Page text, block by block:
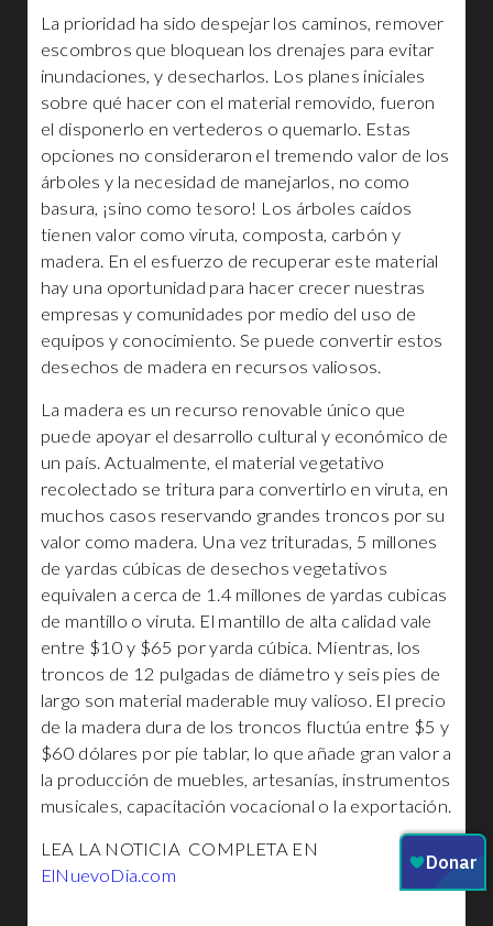
La prioridad ha sido despejar los caminos, remover
escombros que bloquean los drenajes para evitar
inundaciones, y desecharlos. Los planes iniciales
sobre qué hacer con el material removido, fueron
el disponerlo en vertederos o quemarlo. Estas
opciones no consideraron el tremendo valor de los
árboles y la necesidad de manejarlos, no como
basura, ¡sino como tesoro! Los árboles caídos
tienen valor como viruta, composta, carbón y
madera. En el esfuerzo de recuperar este material
hay una oportunidad para hacer crecer nuestras
empresas y comunidades por medio del uso de
equipos y conocimiento. Se puede convertir estos
desechos de madera en recursos valiosos.
La madera es un recurso renovable único que
puede apoyar el desarrollo cultural y económico de
un país. Actualmente, el material vegetativo
recolectado se tritura para convertirlo en viruta, en
muchos casos reservando grandes troncos por su
valor como madera. Una vez trituradas, 5 millones
de yardas cúbicas de desechos vegetativos
equivalen a cerca de 1.4 millones de yardas cubicas
de mantillo o viruta. El mantillo de alta calidad vale
entre $10 y $65 por yarda cúbica. Mientras, los
troncos de 12 pulgadas de diámetro y seis pies de
largo son material maderable muy valioso. El precio
de la madera dura de los troncos fluctúa entre $5 y
$60 dólares por pie tablar, lo que añade gran valor a
la producción de muebles, artesanías, instrumentos
musicales, capacitación vocacional o la exportación.
LEA LA NOTICIA COMPLETA EN
ElNuevoDia.com